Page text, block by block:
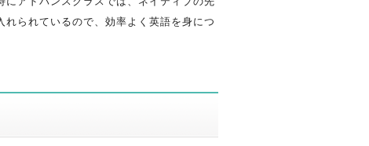
られているので、効率よく英語を身につ